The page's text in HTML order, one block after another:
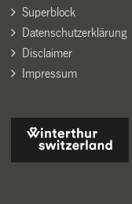
Superblock
Datenschutzerklärung
Disclaimer
Impressum